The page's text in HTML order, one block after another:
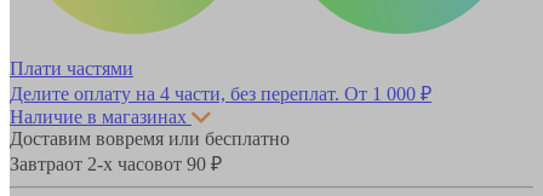
Плати частями
Делите оплату на 4 части, без переплат. От 1 000 ₽
Наличие в магазинах
Доставим вовремя или бесплатно
Завтраот 2-х часовот 90 ₽